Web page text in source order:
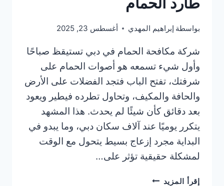
طارد الحمام
بواسطة إبراهيم المهدي أغسطس 23, 2025
شركة مكافحة الحمام في دبي تستيقظ صباحًا
وأول شيء تسمعه هو أصوات الحمام على
شرفتك، تفتح الباب فتجد الفضلات على الأرض
والحافة والمكيف، وتحاول تطرده فيطير ويعود
بعد دقائق كأن شيئًا لم يحدث. هذا المشهد
يتكرر يوميًا عند آلاف سكان دبي، وما يبدو في
البداية مجرد إزعاج بسيط يتحول مع الوقت
لمشكلة حقيقية تؤثر على…
إقرأ المزيد شركة